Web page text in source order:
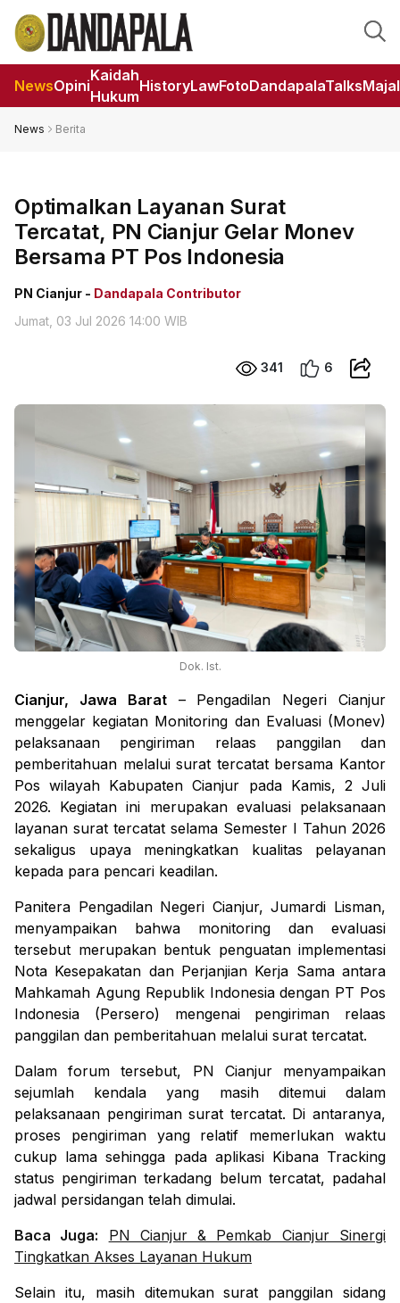
NewsOpini
Kaidah
Hukum
HistoryLawFotoDandapalaTalks
News Berita
Optimalkan Layanan Surat
Tercatat, PN Cianjur Gelar Monev
Bersama PT Pos Indonesia
PN Cianjur - Dandapala Contributor
Jumat, 03 Jul 2026 14:00 WIB
341 6
Dok. Ist.
Cianjur, Jawa Barat– Pengadilan Negeri Cianjur
menggelar kegiatan Monitoring dan Evaluasi (Monev)
pelaksanaan pengiriman relaas panggilan dan
pemberitahuan melalui surat tercatat bersama Kantor
Pos wilayah Kabupaten Cianjur pada Kamis, 2 Juli
2026. Kegiatan ini merupakan evaluasi pelaksanaan
layanan surat tercatat selama Semester I Tahun 2026
sekaligus upaya meningkatkan kualitas pelayanan
kepada para pencari keadilan.
Panitera Pengadilan Negeri Cianjur,Jumardi Lisman,
menyampaikan bahwa monitoring dan evaluasi
tersebut merupakan bentuk penguatan implementasi
Nota Kesepakatan dan Perjanjian Kerja Sama antara
Mahkamah Agung Republik Indonesia dengan PT Pos
Indonesia (Persero) mengenai pengiriman relaas
panggilan dan pemberitahuan melalui surat tercatat.
Dalam forum tersebut, PN Cianjur menyampaikan
sejumlah kendala yang masih ditemui dalam
pelaksanaan pengiriman surat tercatat. Di antaranya,
proses pengiriman yang relatif memerlukan waktu
cukup lama sehingga pada aplikasi Kibana Tracking
status pengiriman terkadang belum tercatat, padahal
jadwal persidangan telah dimulai.
Baca Juga:
PN Cianjur & Pemkab Cianjur Sinergi
Tingkatkan Akses Layanan Hukum
Selain itu, masih ditemukan surat panggilan sidang